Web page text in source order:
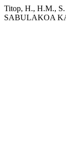
Titop, H., H.M.,
SABULAKOA